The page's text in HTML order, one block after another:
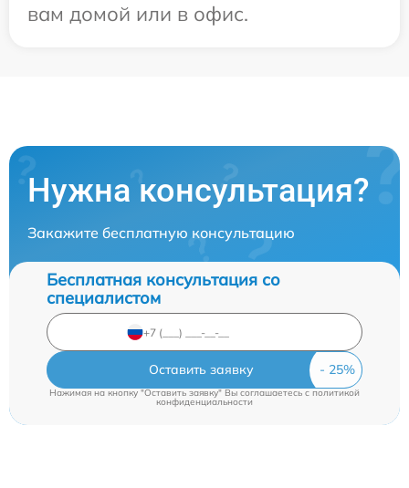
вам домой или в офис.
Нужна консультация?
Закажите бесплатную консультацию
Бесплатная консультация со
специалистом
Оставить заявку
Нажимая на кнопку "Оставить заявку" Вы соглашаетесь c политикой
конфиденциальности